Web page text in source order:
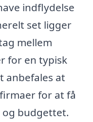
indflydelse
set ligger
mellem
for en typisk
anbefales at
for at få
og budgettet.